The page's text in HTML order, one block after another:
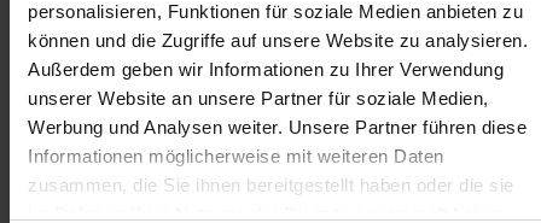
personalisieren, Funktionen für soziale Medien anbieten zu
können und die Zugriffe auf unsere Website zu analysieren.
Außerdem geben wir Informationen zu Ihrer Verwendung
unserer Website an unsere Partner für soziale Medien,
Werbung und Analysen weiter. Unsere Partner führen diese
Informationen möglicherweise mit weiteren Daten
zusammen, die Sie ihnen bereitgestellt haben oder die sie
Neue Fahrradabstellanlagen in
Freiburg installiert
6. Mai 2026